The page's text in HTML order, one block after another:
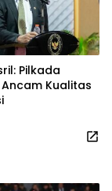
Pilkada
Kualitas